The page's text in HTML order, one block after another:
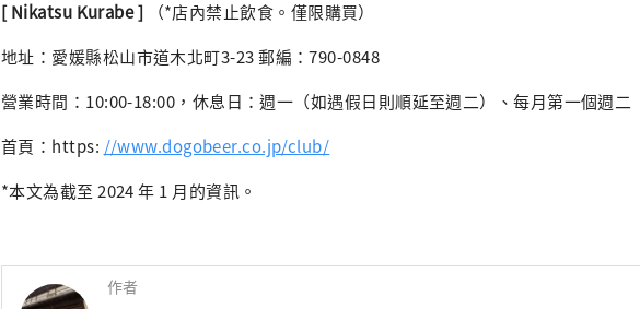
[ Nikatsu Kurabe] （*店內禁止飲食。僅限購買）
地址：愛媛縣松山市道木北町3-23 郵編：790-0848
營業時間：10:00-18:00，休息日：週一（如遇假日則順延至週二）、每月第一個週二
首頁：https: //www.dogobeer.co.jp/club/
*本文為截至 2024 年 1 月的資訊。
作者